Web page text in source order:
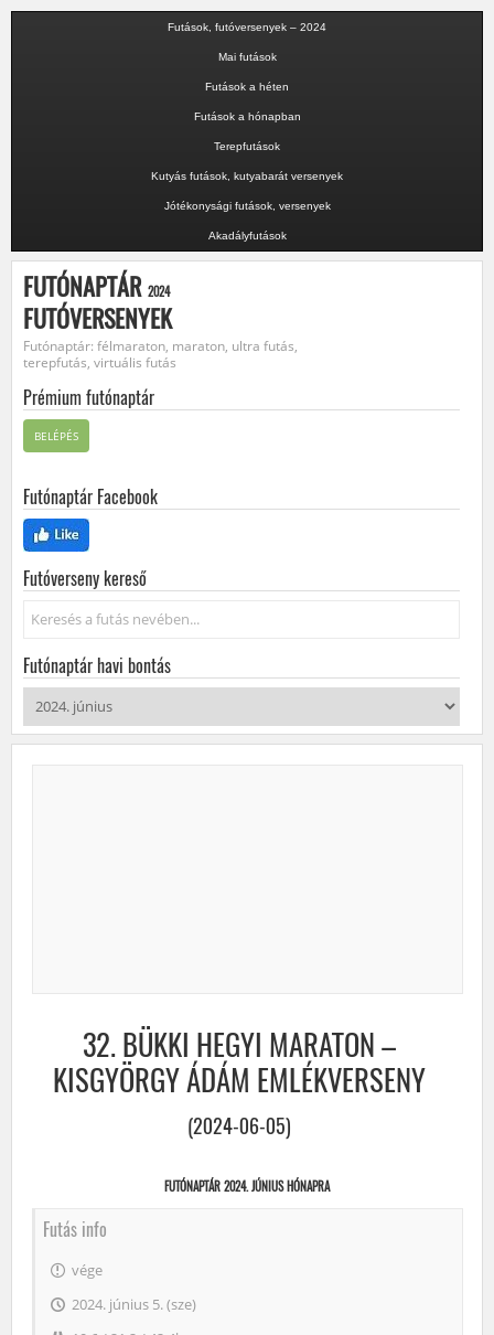
Futások, futóversenyek – 2024
Mai futások
Futások a héten
Futások a hónapban
Terepfutások
Kutyás futások, kutyabarát versenyek
Jótékonysági futások, versenyek
Akadályfutások
FUTÓNAPTÁR 2024
FUTÓVERSENYEK
Futónaptár: félmaraton, maraton, ultra futás,
terepfutás, virtuális futás
Prémium futónaptár
BELÉPÉS
Futónaptár Facebook
Futóverseny kereső
Keresés...
Futónaptár havi bontás
32. BÜKKI HEGYI MARATON –
KISGYÖRGY ÁDÁM EMLÉKVERSENY
(2024-06-05)
FUTÓNAPTÁR 2024. JÚNIUS HÓNAPRA
Futás info
vége
2024. június 5. (sze)